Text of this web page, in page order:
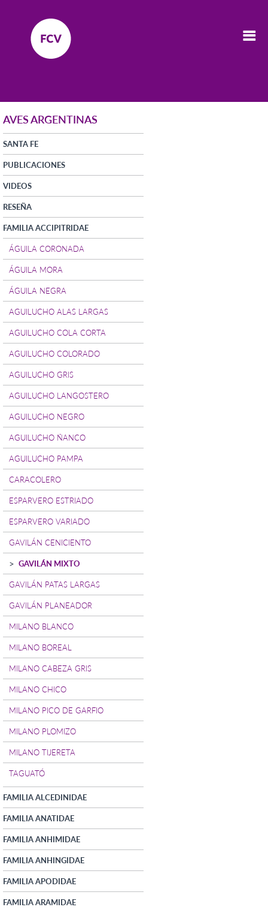
AVES ARGENTINAS
SANTA FE
PUBLICACIONES
VIDEOS
RESEÑA
FAMILIA ACCIPITRIDAE
ÁGUILA CORONADA
ÁGUILA MORA
ÁGUILA NEGRA
AGUILUCHO ALAS LARGAS
AGUILUCHO COLA CORTA
AGUILUCHO COLORADO
AGUILUCHO GRIS
AGUILUCHO LANGOSTERO
AGUILUCHO NEGRO
AGUILUCHO ÑANCO
AGUILUCHO PAMPA
CARACOLERO
ESPARVERO ESTRIADO
ESPARVERO VARIADO
GAVILÁN CENICIENTO
GAVILÁN MIXTO
GAVILÁN PATAS LARGAS
GAVILÁN PLANEADOR
MILANO BLANCO
MILANO BOREAL
MILANO CABEZA GRIS
MILANO CHICO
MILANO PICO DE GARFIO
MILANO PLOMIZO
MILANO TIJERETA
TAGUATÓ
FAMILIA ALCEDINIDAE
FAMILIA ANATIDAE
FAMILIA ANHIMIDAE
FAMILIA ANHINGIDAE
FAMILIA APODIDAE
FAMILIA ARAMIDAE